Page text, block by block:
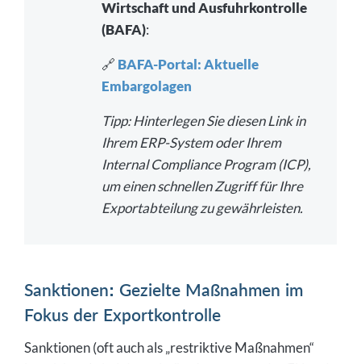
Wirtschaft und Ausfuhrkontrolle
(BAFA):
🔗 BAFA-Portal: Aktuelle
Embargolagen
Tipp: Hinterlegen Sie diesen Link in
Ihrem ERP-System oder Ihrem
Internal Compliance Program (ICP),
um einen schnellen Zugriff für Ihre
Exportabteilung zu gewährleisten.
Sanktionen: Gezielte Maßnahmen im
Fokus der Exportkontrolle
Sanktionen (oft auch als „restriktive Maßnahmen“